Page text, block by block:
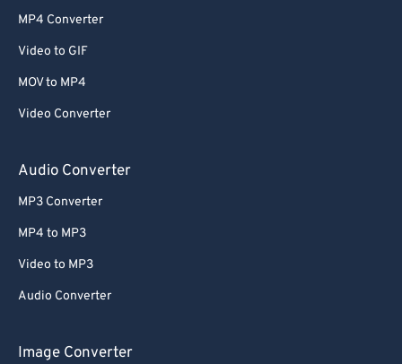
MP4 Converter
Video to GIF
MOV to MP4
Video Converter
Audio Converter
MP3 Converter
MP4 to MP3
Video to MP3
Audio Converter
Image Converter